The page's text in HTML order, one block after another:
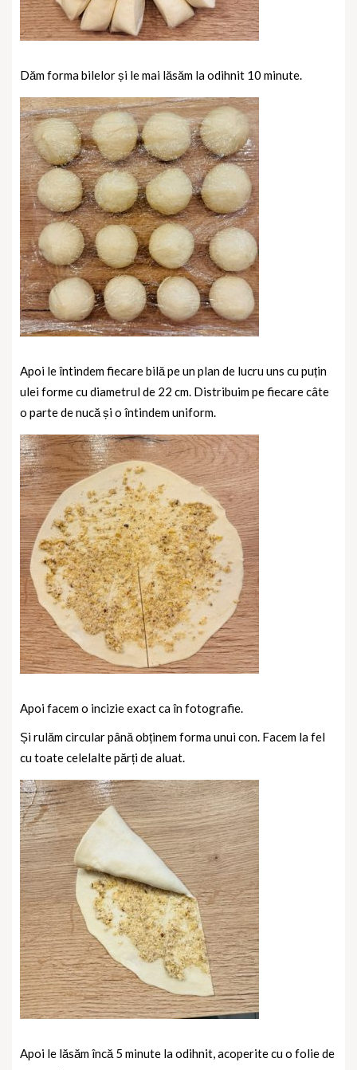
Dăm forma bilelor și le mai lăsăm la odihnit 10 minute.
Apoi le întindem fiecare bilă pe un plan de lucru uns cu puțin
ulei forme cu diametrul de 22 cm. Distribuim pe fiecare câte
o parte de nucă și o întindem uniform.
Apoi facem o incizie exact ca în fotografie.
Și rulăm circular până obținem forma unui con. Facem la fel
cu toate celelalte părți de aluat.
Apoi le lăsăm încă 5 minute la odihnit, acoperite cu o folie de